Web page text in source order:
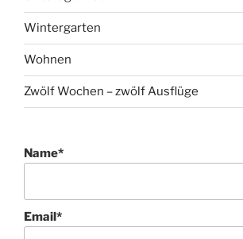
Wintergarten
Wohnen
Zwölf Wochen – zwölf Ausflüge
Name*
Email*